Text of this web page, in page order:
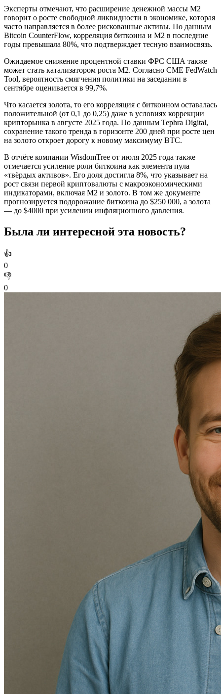
Эксперты отмечают, что расширение денежной массы M2
говорит о росте свободной ликвидности в экономике, которая
часто направляется в более рискованные активы. По данным
Bitcoin CounterFlow, корреляция биткоина и M2 в последние
годы превышала 80%, что подтверждает тесную взаимосвязь.
Ожидаемое снижение процентной ставки ФРС США также
может стать катализатором роста M2. Согласно CME FedWatch
Tool, вероятность смягчения политики на заседании в
сентябре оценивается в 99,7%.
Что касается золота, то его корреляция с биткоином оставалась
положительной (от 0,1 до 0,25) даже в условиях коррекции
крипторынка в августе 2025 года. По данным Tephra Digital,
сохранение такого тренда в горизонте 200 дней при росте цен
на золото откроет дорогу к новому максимуму BTC.
В отчёте компании WisdomTree от июля 2025 года также
отмечается усиление роли биткоина как элемента пула
«твёрдых активов». Его доля достигла 8%, что указывает на
рост связи первой криптовалюты с макроэкономическими
индикаторами, включая M2 и золото. В том же документе
прогнозируется подорожание биткоина до $250 000, а золота
— до $4000 при усилении инфляционного давления.
Была ли интересной эта новость?
👍
0
👎
0